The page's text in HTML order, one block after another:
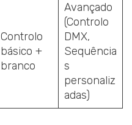
Controlo
básico +
branco
Avançado
(Controlo
DMX,
Sequência
s
personaliz
adas)